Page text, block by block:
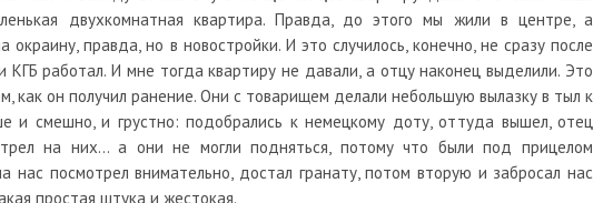
двухкомнатная квартира. Правда, до этого мы жили в центре, а
правда, но в новостройки. И это случилось, конечно, не сразу после
КГБ работал. И мне тогда квартиру не давали, а отцу наконец выделили. Это
как он получил ранение. Они с товарищем делали небольшую вылазку в тыл к
и смешно, и грустно: подобрались к немецкому доту, оттуда вышел, отец
на них… а они не могли подняться, потому что были под прицелом
нас посмотрел внимательно, достал гранату, потом вторую и забросал нас
простая штука и жестокая.